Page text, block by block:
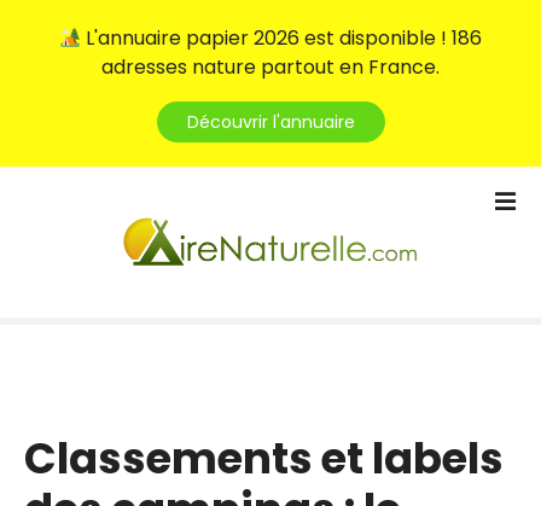
L'annuaire papier 2026 est disponible ! 186
adresses nature partout en France.
Découvrir l'annuaire
Classements et labels